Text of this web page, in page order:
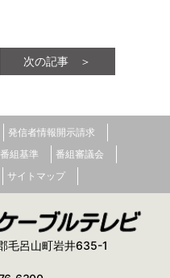
次の記事 ＞
発信者情報開示請求
組基準
番組審議会
サイトマップ
毛呂山町岩井635-1